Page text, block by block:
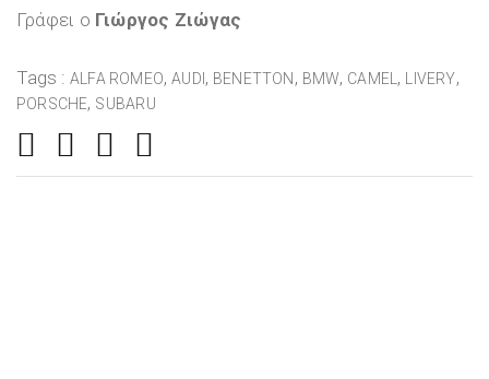
Γράφει ο Γιώργος Ζιώγας
Tags : ALFA ROMEO,AUDI , BENETTON , BMW, CAMEL , LIVERY,
PORSCHE, SUBARU